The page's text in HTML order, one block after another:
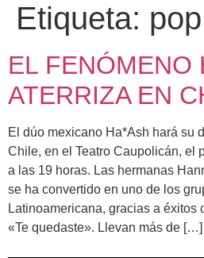
Etiqueta: pop
EL FENÓMENO
ATERRIZA EN
El dúo mexicano Ha*Ash hará su
Chile, en el Teatro Caupolicán, el
a las 19 horas. Las hermanas
se ha convertido en uno de los
Latinoamericana, gracias a éxitos
«Te quedaste». Llevan más de […]